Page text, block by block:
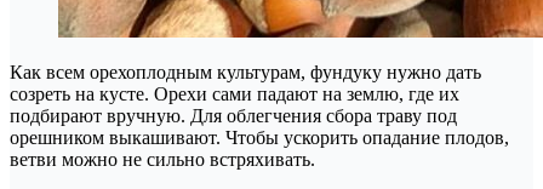
Как всем орехоплодным культурам, фундуку нужно дать
созреть на кусте. Орехи сами падают на землю, где их
подбирают вручную. Для облегчения сбора траву под
орешником выкашивают. Чтобы ускорить опадание плодов,
ветви можно не сильно встряхивать.